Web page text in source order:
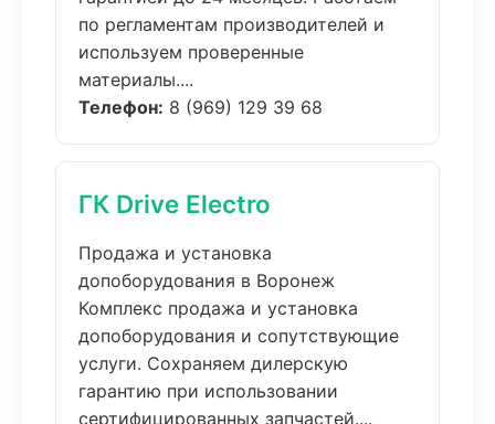
по регламентам производителей и
используем проверенные
материалы....
Телефон: 8 (969) 129 39 68
ГК Drive Electro
Продажа и установка
допоборудования в Воронеж
Комплекс продажа и установка
допоборудования и сопутствующие
услуги. Сохраняем дилерскую
гарантию при использовании
сертифицированных запчастей....